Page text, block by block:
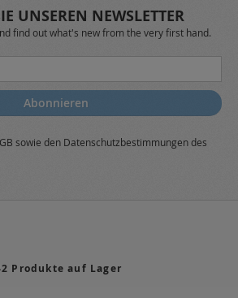
UNSEREN NEWSLETTER
find out what's new from the very first hand.
Abonnieren
sowie den Datenschutzbestimmungendes
Produkte auf Lager